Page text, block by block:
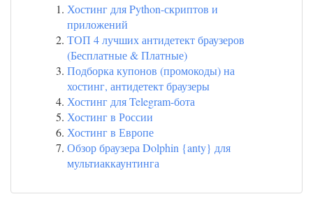
Хостинг для Python-скриптов и
приложений
ТОП 4 лучших антидетект браузеров
(Бесплатные & Платные)
Подборка купонов (промокоды) на
хостинг, антидетект браузеры
Хостинг для Telegram-бота
Хостинг в России
Хостинг в Европе
Обзор браузера Dolphin {anty} для
мультиаккаунтинга